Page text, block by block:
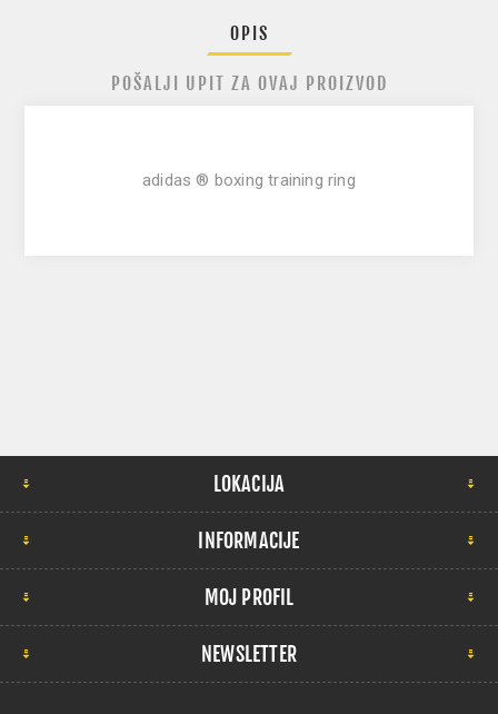
OPIS
POŠALJI UPIT ZA OVAJ PROIZVOD
adidas ® boxing training ring
LOKACIJA
INFORMACIJE
MOJ PROFIL
NEWSLETTER